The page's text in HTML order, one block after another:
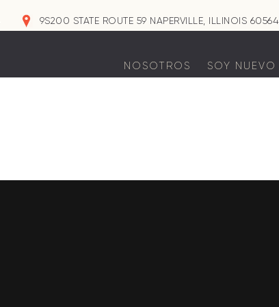
9S200 STATE ROUTE 59 NAPERVILLE, ILLINOIS 60564
NOSOTROS SOY NUEVO